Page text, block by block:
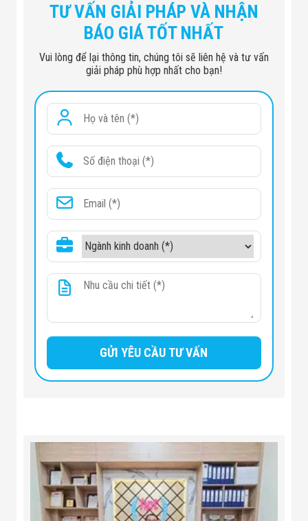
TƯ VẤN GIẢI PHÁP VÀ NHẬN
BÁO GIÁ TỐT NHẤT
Vui lòng để lại thông tin, chúng tôi sẽ liên hệ và tư vấn
giải pháp phù hợp nhất cho bạn!